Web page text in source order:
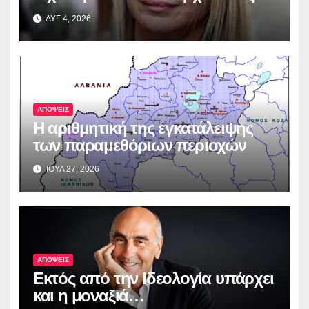
ΑΥΓ 4, 2026
ΑΠΟΨΕΙΣ
Η αριθμητική της εγκατάλειψης
των παραμεθόριων περιοχών
ΙΟΥΛ 27, 2026
ΑΠΟΨΕΙΣ
Εκτός από την Ιδεολογία υπάρχει
και η μοναξιά…